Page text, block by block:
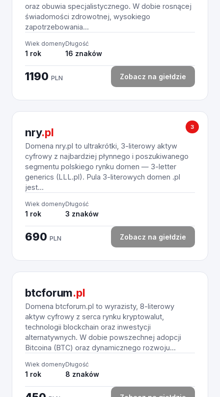
oraz obuwia specjalistycznego. W dobie rosnącej
świadomości zdrowotnej, wysokiego
zapotrzebowania...
Wiek domeny
1 rok
Długość
16 znaków
1190 PLN Zobacz na giełdzie
3
nry.pl
Domena nry.pl to ultrakrótki, 3-literowy aktyw
cyfrowy z najbardziej płynnego i poszukiwanego
segmentu polskiego rynku domen — 3-letter
generics (LLL.pl). Pula 3-literowych domen .pl
jest...
Wiek domeny
1 rok
Długość
3 znaków
690 PLN Zobacz na giełdzie
btcforum.pl
Domena btcforum.pl to wyrazisty, 8-literowy
aktyw cyfrowy z serca rynku kryptowalut,
technologii blockchain oraz inwestycji
alternatywnych. W dobie powszechnej adopcji
Bitcoina (BTC) oraz dynamicznego rozwoju...
Wiek domeny
1 rok
Długość
8 znaków